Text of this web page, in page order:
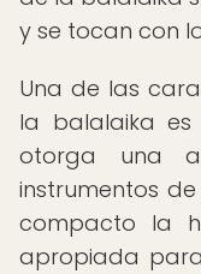
y se tocan con
Una de las
la balalaika
otorga una
instrumentos
compacto la
apropiada